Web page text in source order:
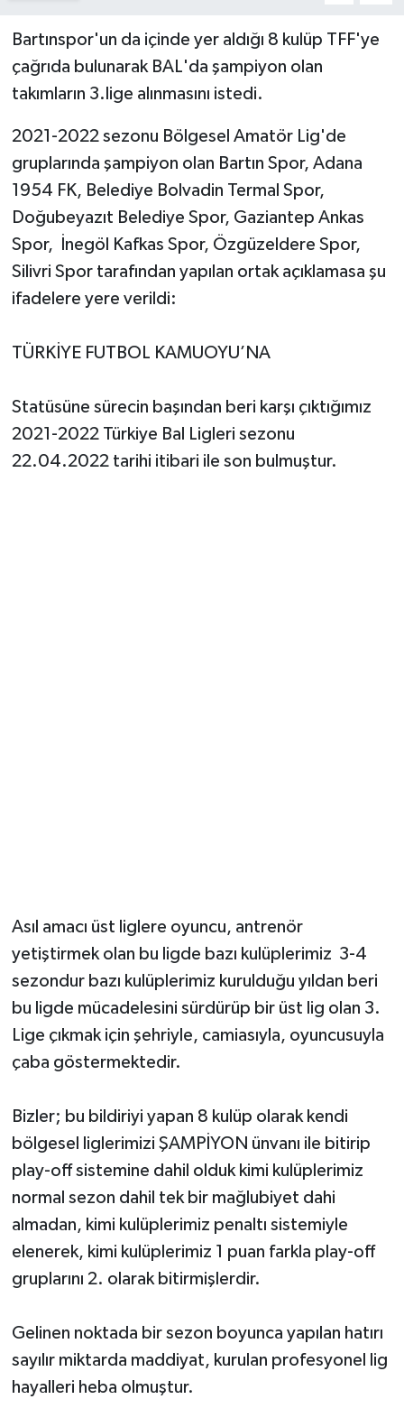
Bartınspor'un da içinde yer aldığı 8 kulüp TFF'ye
çağrıda bulunarak BAL'da şampiyon olan
takımların 3.lige alınmasını istedi.
2021-2022 sezonu Bölgesel Amatör Lig'de
gruplarında şampiyon olan Bartın Spor, Adana
1954 FK, Belediye Bolvadin Termal Spor,
Doğubeyazıt Belediye Spor, Gaziantep Ankas
Spor, İnegöl Kafkas Spor, Özgüzeldere Spor,
Silivri Spor tarafından yapılan ortak açıklamasa şu
ifadelere yere verildi:
TÜRKİYE FUTBOL KAMUOYU’NA
Statüsüne sürecin başından beri karşı çıktığımız
2021-2022 Türkiye Bal Ligleri sezonu
22.04.2022 tarihi itibari ile son bulmuştur.
Asıl amacı üst liglere oyuncu, antrenör
yetiştirmek olan bu ligde bazı kulüplerimiz 3-4
sezondur bazı kulüplerimiz kurulduğu yıldan beri
bu ligde mücadelesini sürdürüp bir üst lig olan 3.
Lige çıkmak için şehriyle, camiasıyla, oyuncusuyla
çaba göstermektedir.
Bizler; bu bildiriyi yapan 8 kulüp olarak kendi
bölgesel liglerimizi ŞAMPİYON ünvanı ile bitirip
play-off sistemine dahil olduk kimi kulüplerimiz
normal sezon dahil tek bir mağlubiyet dahi
almadan, kimi kulüplerimiz penaltı sistemiyle
elenerek, kimi kulüplerimiz 1 puan farkla play-off
gruplarını 2. olarak bitirmişlerdir.
Gelinen noktada bir sezon boyunca yapılan hatırı
sayılır miktarda maddiyat, kurulan profesyonel lig
hayalleri heba olmuştur.
Turizm
Yaşam
Yerel Yönetimler
YEREL